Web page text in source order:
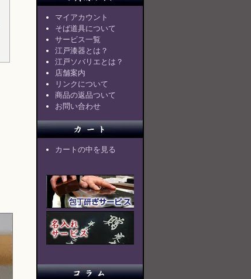
マイアカウント
そば道具について
サービス一覧
江戸漆器とは？
江戸ソバリエとは？
店舗案内
リンクについて
商品の返品ついて
お問い合わせ
カートの中を見る